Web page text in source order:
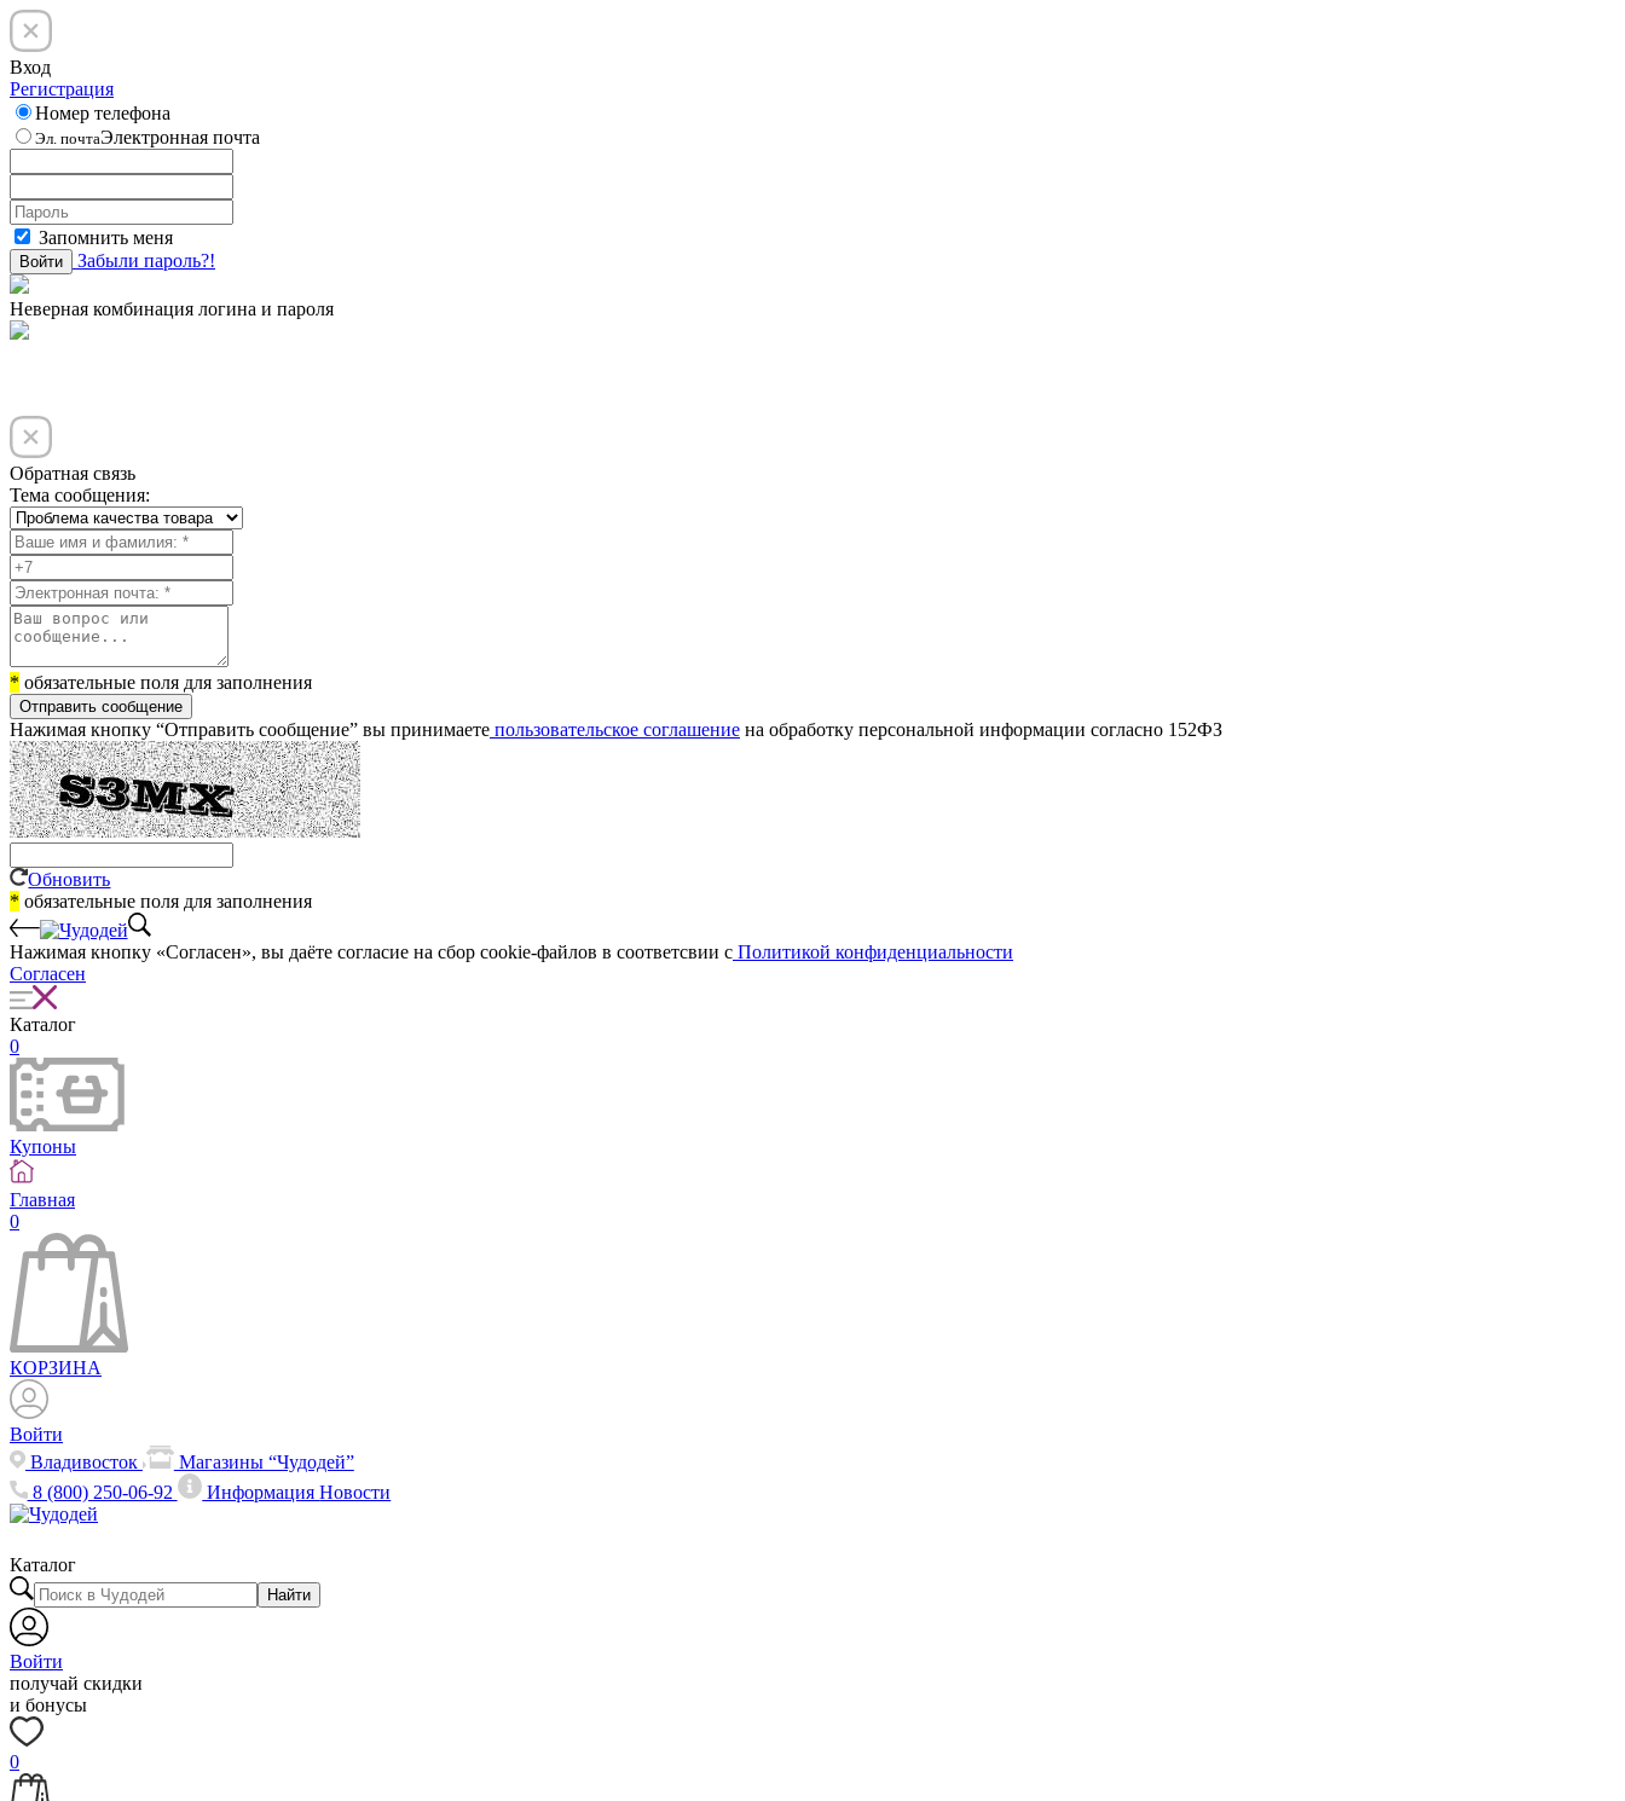
Вход
Регистрация
Номер телефона
Эл. почтаЭлектронная почта
Запомнить меня
Войти Забыли пароль?!
Неверная комбинация логина и пароля
Обратная связь
Тема сообщения:
* обязательные поля для заполнения
Отправить сообщение
Нажимая кнопку “Отправить сообщение” вы принимаете пользовательское соглашение на обработку персональной информации согласно 152ФЗ
Обновить
* обязательные поля для заполнения
Нажимая кнопку «Согласен», вы даёте cогласие на сбор cookie-файлов в соответсвии с Политикой конфиденциальности
Согласен
Каталог
0
Купоны
Главная
0
КОРЗИНА
Войти
Владивосток
Магазины “Чудодей”
8 (800) 250-06-92
ИнформацияНовости
Каталог
Найти
Войти
получай скидки
и бонусы
0